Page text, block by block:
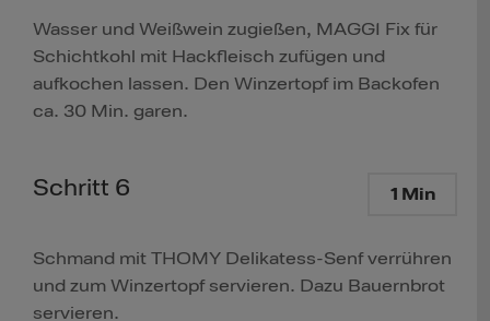
Wasser und Weißwein zugießen, MAGGI Fix für
Schichtkohl mit Hackfleisch zufügen und
aufkochen lassen. Den Winzertopf im Backofen
ca. 30 Min. garen.
Schritt 6 1 Min
Schmand mit THOMY Delikatess-Senf verrühren
und zum Winzertopf servieren. Dazu Bauernbrot
servieren.